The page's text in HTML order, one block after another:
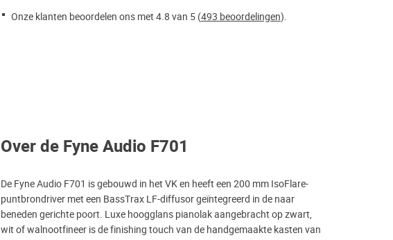
Onze klanten beoordelen ons met 4.8 van 5 (493 beoordelingen).
Over de Fyne Audio F701
De Fyne Audio F701 is gebouwd in het VK en heeft een 200 mm IsoFlare-
puntbrondriver met een BassTrax LF-diffusor geïntegreerd in de naar
beneden gerichte poort. Luxe hoogglans pianolak aangebracht op zwart,
wit of walnootfineer is de finishing touch van de handgemaakte kasten van